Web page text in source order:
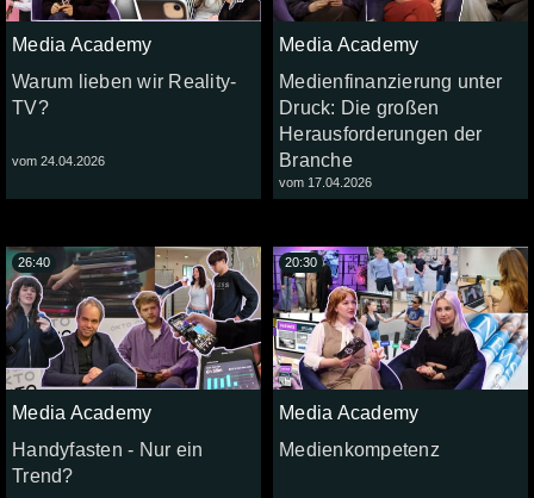
Media Academy
Warum lieben wir Reality-
TV?
vom 24.04.2026
Media Academy
Medienfinanzierung unter
Druck: Die großen
Herausforderungen der
Branche
vom 17.04.2026
Media Academy
Handyfasten - Nur ein
Trend?
26:40
Media Academy
Medienkompetenz
20:30